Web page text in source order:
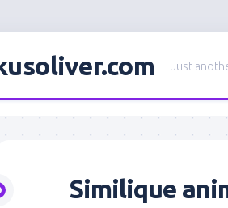
Just
Similique